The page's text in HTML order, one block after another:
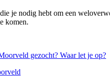
je nodig hebt om een
komen.
gezocht? Waar let je op?